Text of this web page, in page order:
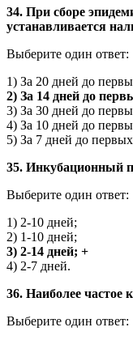
34. При сборе
устанавливается
Выберите один ответ:
1) За 20 дней до
2) За 14 дней до
3) За 30 дней до
4) За 10 дней до
5) За 7 дней до
35. Инкубационный
Выберите один ответ:
1) 2-10 дней;
2) 1-10 дней;
3) 2-14 дней; +
4) 2-7 дней.
36. Наиболее частое
Выберите один ответ: